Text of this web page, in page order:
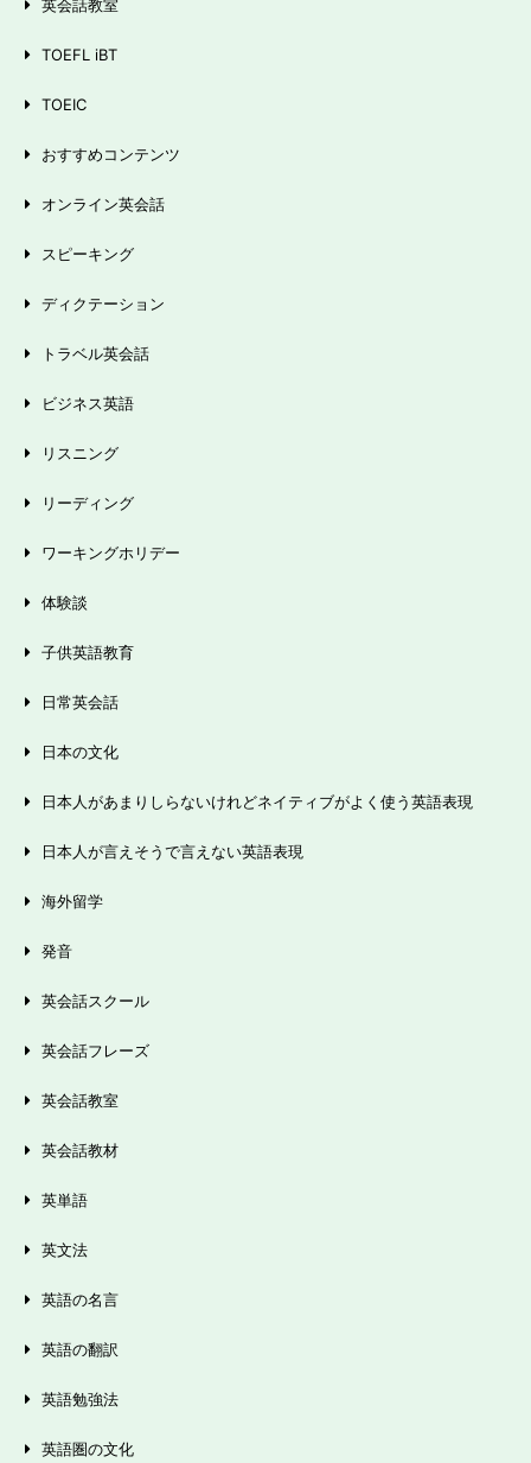
英会話教室
TOEFL iBT
TOEIC
おすすめコンテンツ
オンライン英会話
スピーキング
ディクテーション
トラベル英会話
ビジネス英語
リスニング
リーディング
ワーキングホリデー
体験談
子供英語教育
日常英会話
日本の文化
日本人があまりしらないけれどネイティブがよく使う英語表現
日本人が言えそうで言えない英語表現
海外留学
発音
英会話スクール
英会話フレーズ
英会話教室
英会話教材
英単語
英文法
英語の名言
英語の翻訳
英語勉強法
英語圏の文化